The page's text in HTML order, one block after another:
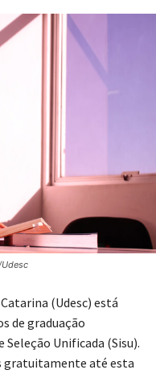
(Udesc) está
de graduação
Unificada (Sisu).
gratuitamente até esta